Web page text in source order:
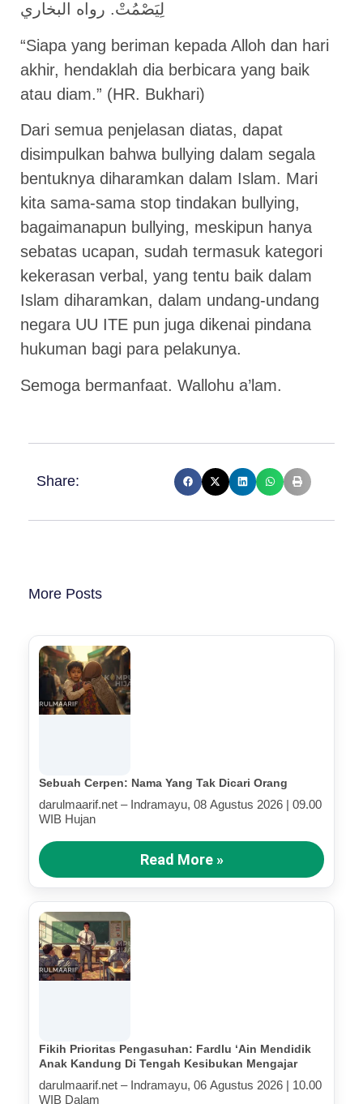
لِيَصْمُتْ. رواه البخاري
“Siapa yang beriman kepada Alloh dan hari
akhir, hendaklah dia berbicara yang baik
atau diam.” (HR. Bukhari)
Dari semua penjelasan diatas, dapat
disimpulkan bahwa bullying dalam segala
bentuknya diharamkan dalam Islam. Mari
kita sama-sama stop tindakan bullying,
bagaimanapun bullying, meskipun hanya
sebatas ucapan, sudah termasuk kategori
kekerasan verbal, yang tentu baik dalam
Islam diharamkan, dalam undang-undang
negara UU ITE pun juga dikenai pindana
hukuman bagi para pelakunya.
Semoga bermanfaat. Wallohu a’lam.
Share:
More Posts
Sebuah Cerpen: Nama Yang Tak Dicari Orang
darulmaarif.net – Indramayu, 08 Agustus 2026 | 09.00
WIB Hujan
Read More »
Fikih Prioritas Pengasuhan: Fardlu ‘Ain Mendidik
Anak Kandung Di Tengah Kesibukan Mengajar
darulmaarif.net – Indramayu, 06 Agustus 2026 | 10.00
WIB Dalam